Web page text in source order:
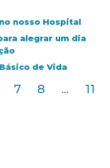
nosso Hospital
alegrar um dia
de Vida
7 8 ... 11